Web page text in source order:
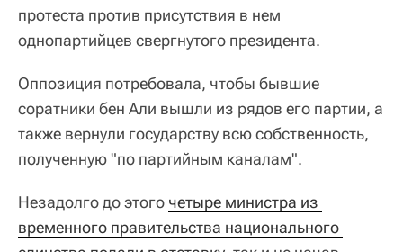
протеста против присутствия в нем
однопартийцев свергнутого президента.
Оппозиция потребовала, чтобы бывшие
соратники бен Али вышли из рядов его партии, а
также вернули государству всю собственность,
полученную "по партийным каналам".
Незадолго до этого четыре министра из
временного правительства национального